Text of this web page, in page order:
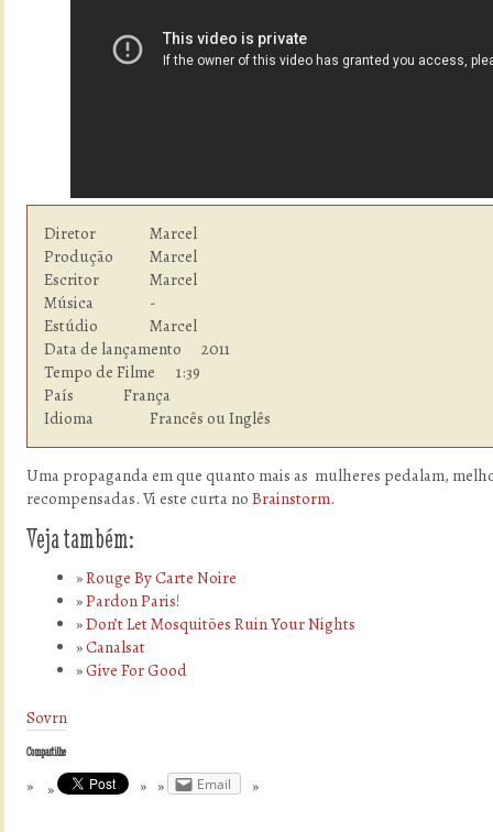
Diretor         	Marcel
Produção        	Marcel
Escritor        	Marcel
Música          	-
Estúdio  	        Marcel
Data de lançamento      2011
Tempo de Filme    	1:39
País            	França
Idioma  	        Francês ou Inglês
Uma propaganda em que quanto mais as mulheres pedalam,
recompensadas. Vi este curta no Brainstorm.
Veja também:
Rouge By Carte Noire
Pardon Paris!
Don’t Let Mosquitões Ruin Your Nights
Canalsat
Give For Good
Sovrn
Compartilhe
Email